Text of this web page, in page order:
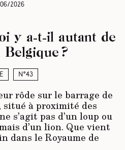
2026
N°43
y a-t-il autant de
?
rôde sur le barrage de
situé à proximité des
s’agit pas d’un loup ou
d’un lion. Que vient
dans le Royaume de